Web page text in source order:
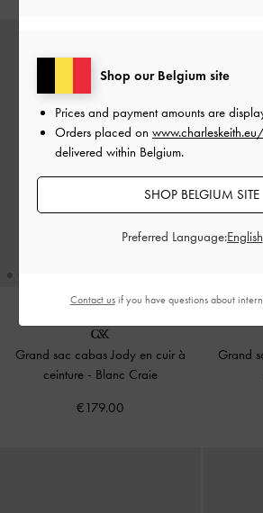
Grand sac cabas Jody en cuir à
ceinture - Blanc Craie
€179.00
Grand
Shop our Belgium site
Prices and payment amounts are
Orders placed on
delivered within Belgium.
SHOP BELGIUM SITE
Preferred Language:
Contact usif you have questions about